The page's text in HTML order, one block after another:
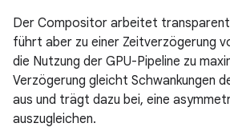
Der Compositor arbeitet transparent
führt aber zu einer Zeitverzögerung
die Nutzung der GPU-Pipeline zu
Verzögerung gleicht Schwankungen
aus und trägt dazu bei, eine
auszugleichen.